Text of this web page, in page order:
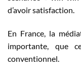
d’avoir satisfaction.
En France, la
importante, que
conventionnel.